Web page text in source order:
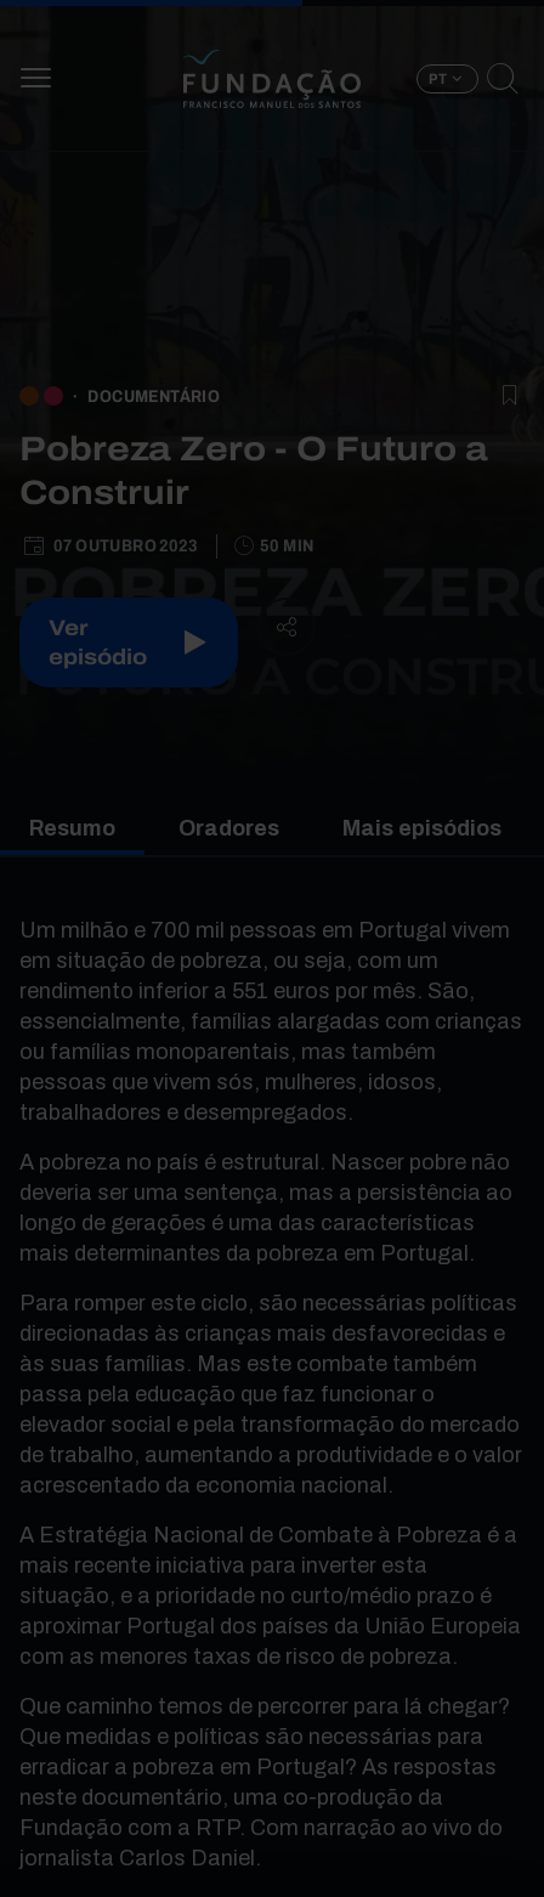
PT
DOCUMENTÁRIO
Pobreza Zero - O Futuro a
Construir
07 OUTUBRO 2023 50 MIN
Ver
episódio
Resumo Oradores Mais episódios
Um milhão e 700 mil pessoas em Portugal vivem
em situação de pobreza, ou seja, com um
rendimento inferior a 551 euros por mês. São,
essencialmente, famílias alargadas com crianças
ou famílias monoparentais, mas também
pessoas que vivem sós, mulheres, idosos,
trabalhadores e desempregados.
A pobreza no país é estrutural. Nascer pobre não
deveria ser uma sentença, mas a persistência ao
longo de gerações é uma das características
mais determinantes da pobreza em Portugal.
Para romper este ciclo, são necessárias políticas
direcionadas às crianças mais desfavorecidas e
às suas famílias. Mas este combate também
passa pela educação que faz funcionar o
elevador social e pela transformação do mercado
de trabalho, aumentando a produtividade e o valor
acrescentado da economia nacional.
A Estratégia Nacional de Combate à Pobreza é a
mais recente iniciativa para inverter esta
situação, e a prioridade no curto/médio prazo é
aproximar Portugal dos países da União Europeia
com as menores taxas de risco de pobreza.
Que caminho temos de percorrer para lá chegar?
Que medidas e políticas são necessárias para
erradicar a pobreza em Portugal? As respostas
neste documentário, uma co-produção da
Fundação com a RTP. Com narração ao vivo do
jornalista Carlos Daniel.